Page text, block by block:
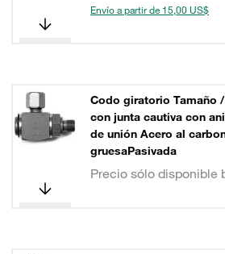
Envío a partir de 15,00 US$
Codo giratorio Tamaño
con junta cautiva con
de unión Acero al
gruesaPasivada
Precio sólo disponible